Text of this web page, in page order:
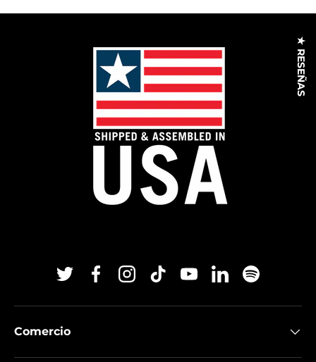
TwitterFacebookInstagram
TikTokYouTubeLinkedinSpotify
Comercio
★ RESEÑAS